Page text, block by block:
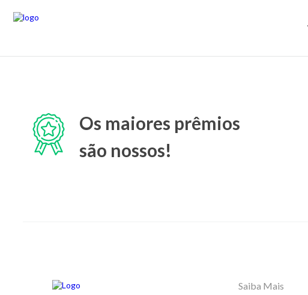
Os maiores prêmios
são nossos!
Saiba Mais